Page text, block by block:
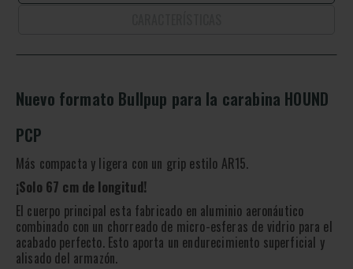
Nuevo formato Bullpup para la carabina HOUND
PCP
Más compacta y ligera con un grip estilo AR15.
¡Solo 67 cm de longitud!
El cuerpo principal esta fabricado en aluminio aeronáutico
combinado con un chorreado de micro-esferas de vidrio para el
acabado perfecto. Esto aporta un endurecimiento superficial y
alisado del armazón.